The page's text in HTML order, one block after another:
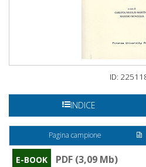
ID:
INDICE
Pagina campione
E-BOOK
PDF (3,09 Mb)